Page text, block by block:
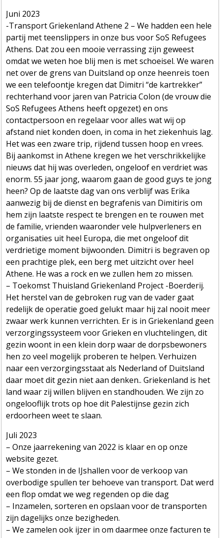
Juni 2023
-Transport Griekenland Athene 2 – We hadden een hele
partij met teenslippers in onze bus voor SoS Refugees
Athens. Dat zou een mooie verrassing zijn geweest
omdat we weten hoe blij men is met schoeisel. We waren
net over de grens van Duitsland op onze heenreis toen
we een telefoontje kregen dat Dimitri “de kartrekker”
rechterhand voor jaren van Patricia Colon (de vrouw die
SoS Refugees Athens heeft opgezet) en ons
contactpersoon en regelaar voor alles wat wij op
afstand niet konden doen, in coma in het ziekenhuis lag.
Het was een zware trip, rijdend tussen hoop en vrees.
Bij aankomst in Athene kregen we het verschrikkelijke
nieuws dat hij was overleden, ongeloof en verdriet was
enorm. 55 jaar jong, waarom gaan de good guys te jong
heen? Op de laatste dag van ons verblijf was Erika
aanwezig bij de dienst en begrafenis van Dimitiris om
hem zijn laatste respect te brengen en te rouwen met
de familie, vrienden waaronder vele hulpverleners en
organisaties uit heel Europa, die met ongeloof dit
verdrietige moment bijwoonden. Dimitri is begraven op
een prachtige plek, een berg met uitzicht over heel
Athene. He was a rock en we zullen hem zo missen.
– Toekomst Thuisland Griekenland Project -Boerderij.
Het herstel van de gebroken rug van de vader gaat
redelijk de operatie goed gelukt maar hij zal nooit meer
zwaar werk kunnen verrichten. Er is in Griekenland geen
verzorgingssysteem voor Grieken en vluchtelingen, dit
gezin woont in een klein dorp waar de dorpsbewoners
hen zo veel mogelijk proberen te helpen. Verhuizen
naar een verzorgingsstaat als Nederland of Duitsland
daar moet dit gezin niet aan denken.. Griekenland is het
land waar zij willen blijven en standhouden. We zijn zo
ongelooflijk trots op hoe dit Palestijnse gezin zich
erdoorheen weet te slaan.
Juli 2023
– Onze jaarrekening van 2022 is klaar en op onze
website gezet.
– We stonden in de IJshallen voor de verkoop van
overbodige spullen ter behoeve van transport. Dat werd
een flop omdat we weg regenden op die dag
– Inzamelen, sorteren en opslaan voor de transporten
zijn dagelijks onze bezigheden.
– We zamelen ook ijzer in om daarmee onze facturen te